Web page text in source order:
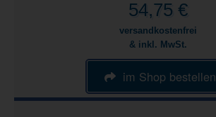
54,75 €
versandkostenfrei
& inkl. MwSt.
im Shop bestellen